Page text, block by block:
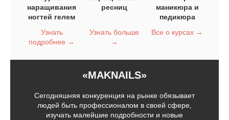
наращивания
ногтей гелем
ресниц
маникюра и
педикюра
Узнать
подробнее →
Узнать больше
→
Все о курсах →
«MAKNAILS»
Сегодняшняя конкуренция на рынке обязывает
людей быть профессионалом в своей сфере,
изучать малейшие подробности и новые